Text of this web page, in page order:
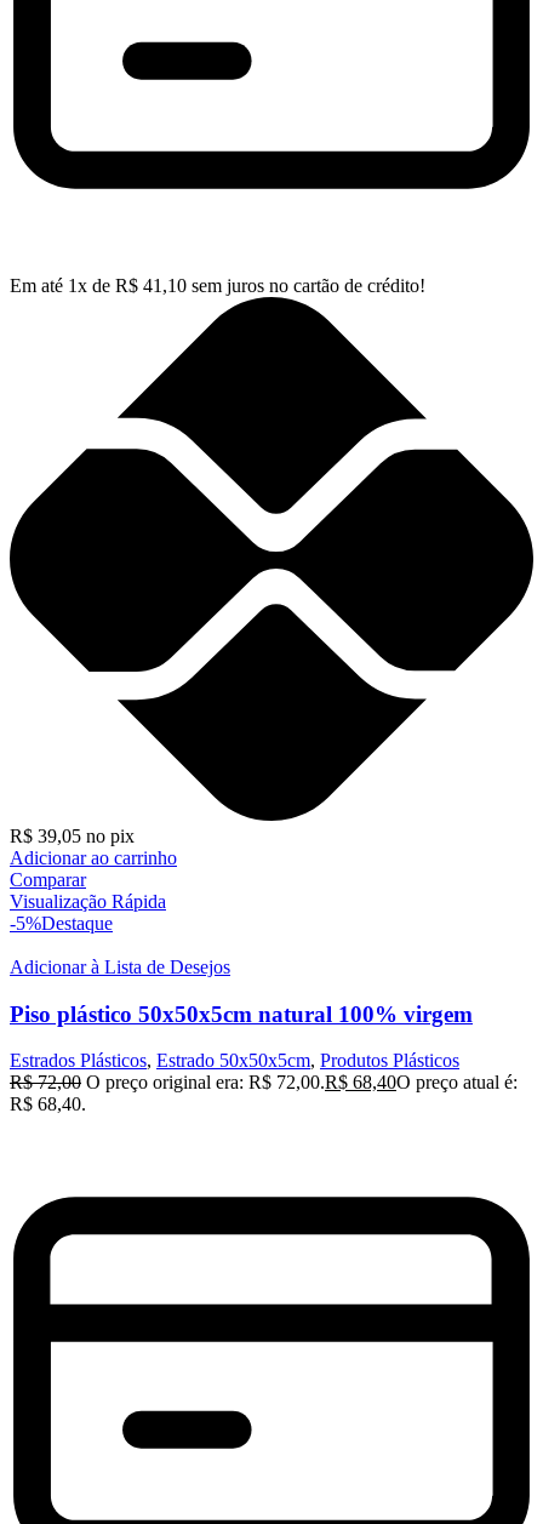
Em até 1x de R$ 41,10 sem juros no cartão de crédito!
R$ 39,05 no pix
Adicionar ao carrinho
Comparar
Visualização Rápida
-5%Destaque
Adicionar à Lista de Desejos
Piso plástico 50x50x5cm natural 100% virgem
Estrados Plásticos, Estrado 50x50x5cm, Produtos Plásticos
R$72,00 O preço original era: R$ 72,00.R$ 68,40O preço atual é:
R$ 68,40.